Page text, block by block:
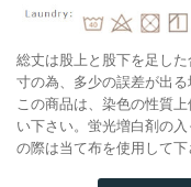
総丈は股上と股下を足し
寸の為、多少の誤差が出
この商品は、染色の性質
い下さい。蛍光増白剤の
の際は当て布を使用して